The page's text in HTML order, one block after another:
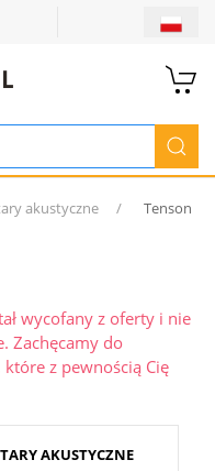
akustyczne
Tenson
wycofany z oferty i nie
Zachęcamy do
z pewnością Cię
AKUSTYCZNE